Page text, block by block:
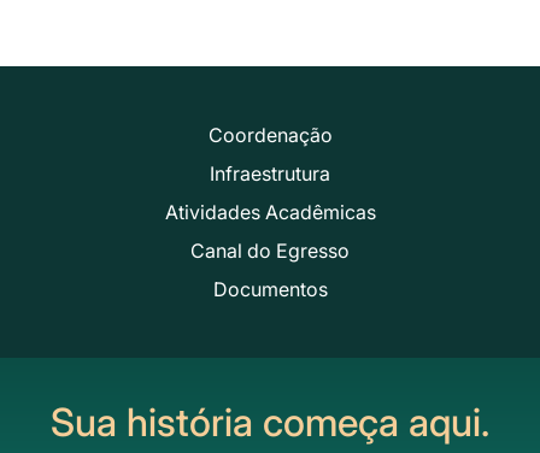
Coordenação
Infraestrutura
Atividades Acadêmicas
Canal do Egresso
Documentos
Sua história começa aqui.